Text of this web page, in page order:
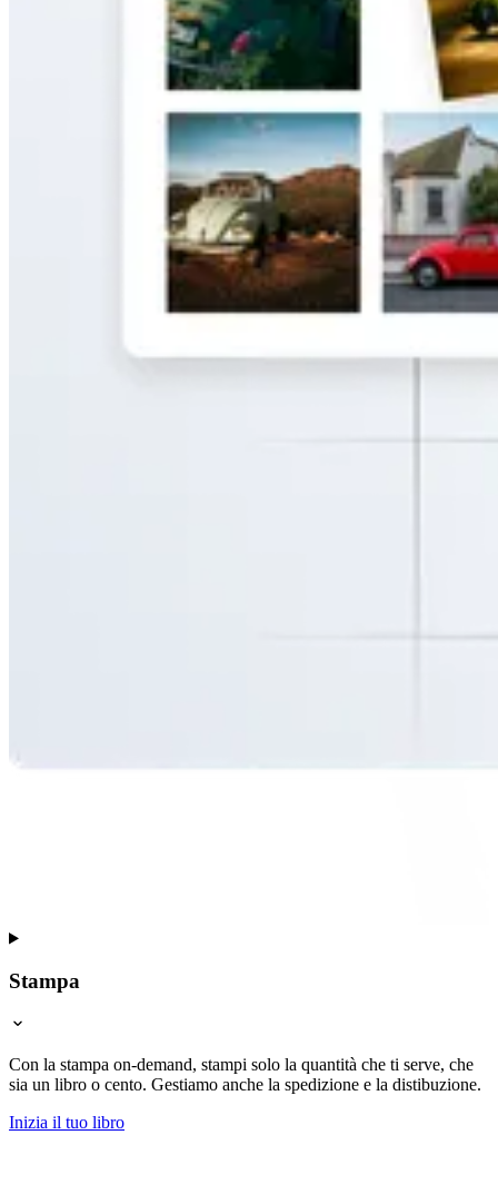
Stampa
Con la stampa on-demand, stampi solo la quantità che ti serve, che
sia un libro o cento. Gestiamo anche la spedizione e la distibuzione.
Inizia il tuo libro